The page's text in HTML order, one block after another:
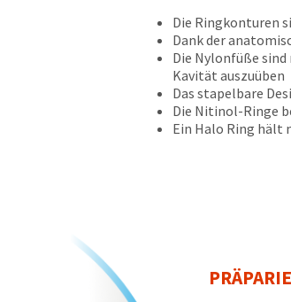
Die Ringkonturen
Dank der
Die Nylonfüße
Kavität auszuüben
Das stapelbare
Die Nitinol-Ringe
Ein Halo Ring hält